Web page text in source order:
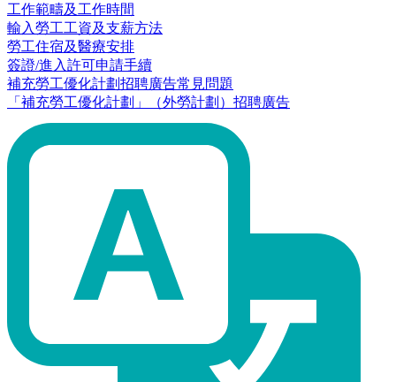
工作範疇及工作時間
輸入勞工工資及支薪方法
勞工住宿及醫療安排
簽證/進入許可申請手續
補充勞工優化計劃招聘廣告常見問題
「補充勞工優化計劃」（外勞計劃）招聘廣告